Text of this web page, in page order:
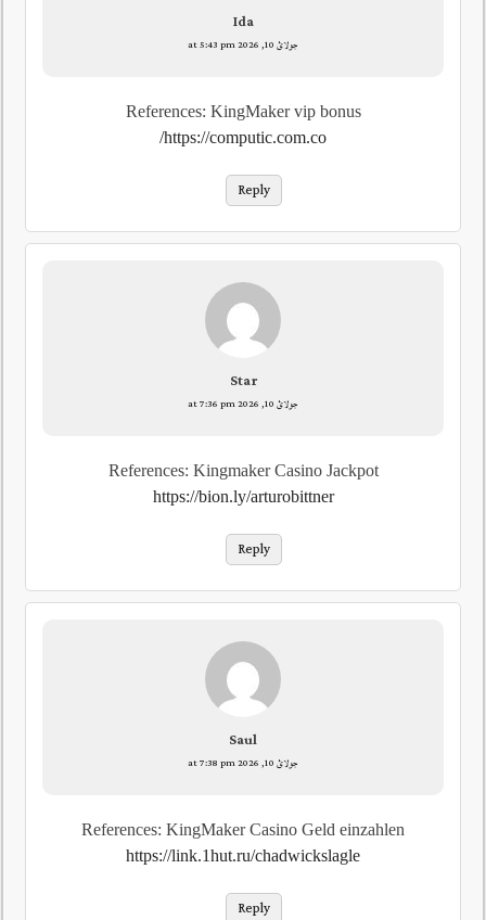
Ida
جولائ 10, 2026 at 5:43 pm
References: KingMaker vip bonus
https://computic.com.co/
Reply
Star
جولائ 10, 2026 at 7:36 pm
References: Kingmaker Casino Jackpot
https://bion.ly/arturobittner
Reply
Saul
جولائ 10, 2026 at 7:38 pm
References: KingMaker Casino Geld einzahlen
https://link.1hut.ru/chadwickslagle
Reply